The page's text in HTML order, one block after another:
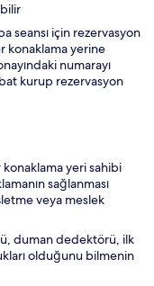
seansı için rezervasyon
konaklama yerine
numarayı
kurup rezervasyon
yeri sahibi
sağlanması
veya meslek
duman dedektörü, ilk
olduğunu bilmenin